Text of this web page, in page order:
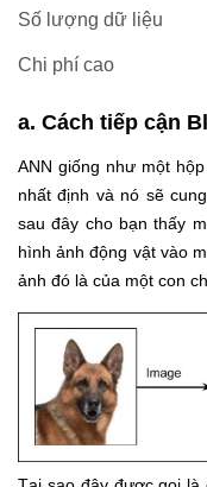
Số lượng dữ liệu
Chi phí cao
a. Cách tiếp cận
ANN giống như một
nhất định và nó sẽ
sau đây cho bạn thấy
hình ảnh động vật vào
ảnh đó là của một con